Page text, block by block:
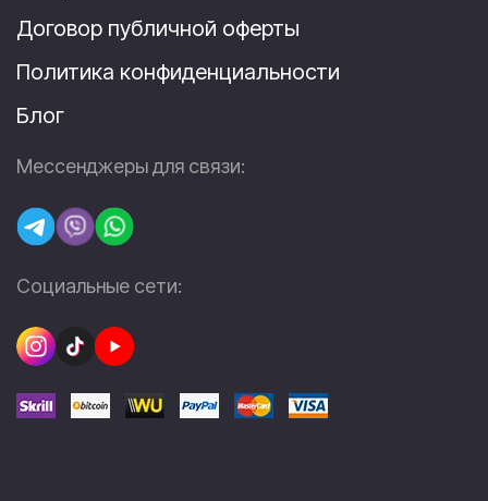
Договор публичной оферты
Политика конфиденциальности
Блог
Мессенджеры для связи:
Социальные сети: